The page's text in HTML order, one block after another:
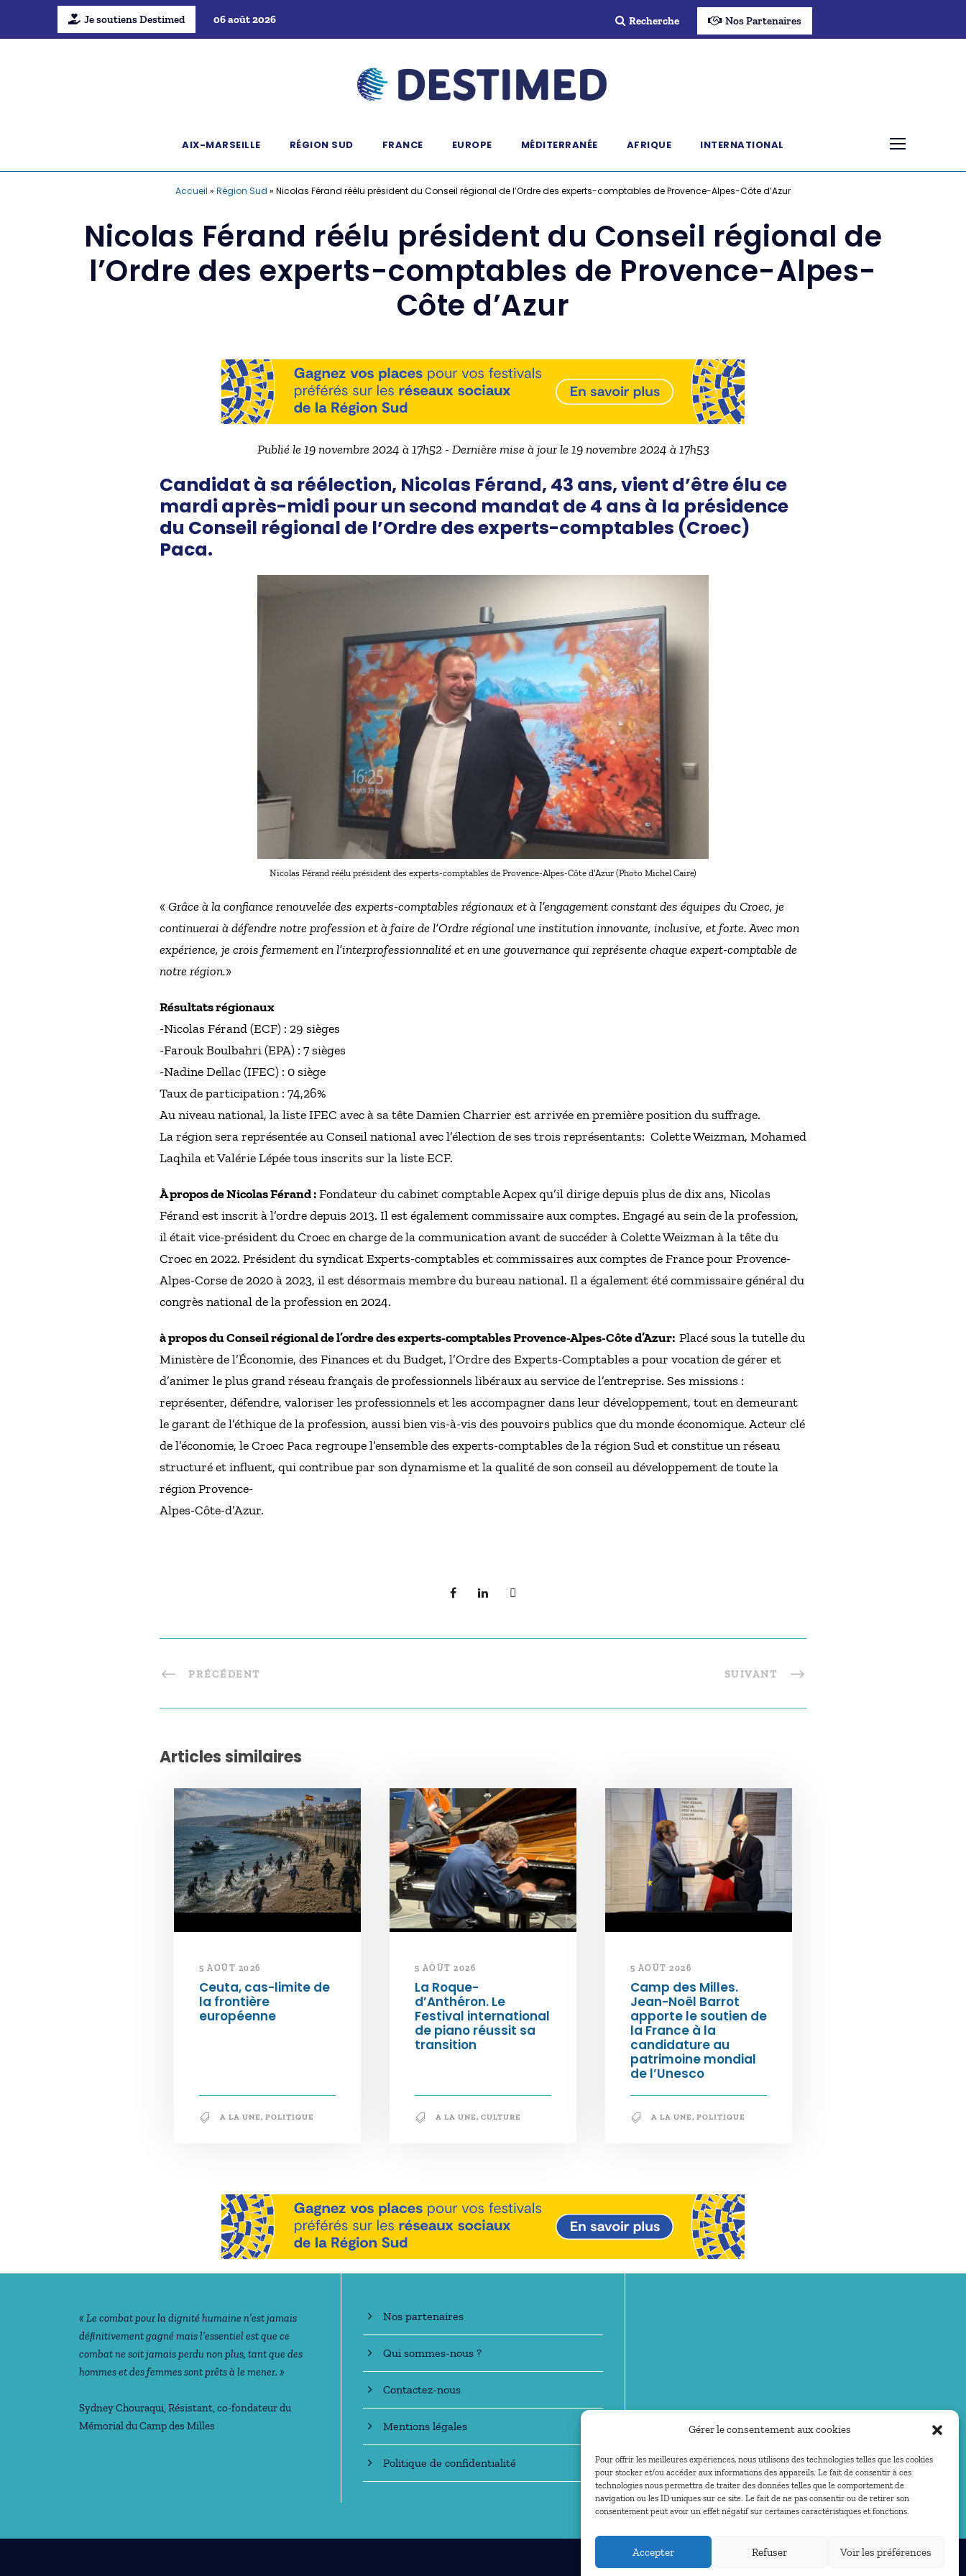
Gérer le consentement aux cookies
Pour offrir les meilleures expériences, nous utilisons des technologies telles que les cookies
pour stocker et/ou accéder aux informations des appareils. Le fait de consentir à ces
technologies nous permettra de traiter des données telles que le comportement de
navigation ou les ID uniques sur ce site. Le fait de ne pas consentir ou de retirer son
consentement peut avoir un effet négatif sur certaines caractéristiques et fonctions.
Accepter Refuser Voir les préférences
Je soutiens Destimed 06 août 2026 Recherche Nos Partenaires
AIX-MARSEILLE RÉGION SUD FRANCE EUROPE MÉDITERRANÉE AFRIQUE INTERNATIONAL
Accueil » Région Sud » Nicolas Férand réélu président du Conseil régional de l’Ordre des experts-comptables de Provence-Alpes-Côte d’Azur
Nicolas Férand réélu président du Conseil régional de
l’Ordre des experts-comptables de Provence-Alpes-
Côte d’Azur
Publié le 19 novembre 2024 à 17h52 - Dernière mise à jour le 19 novembre 2024 à 17h53
Candidat à sa réélection, Nicolas Férand, 43 ans, vient d’être élu ce
mardi après-midi pour un second mandat de 4 ans à la présidence
du Conseil régional de l’Ordre des experts-comptables (Croec)
Paca.
Nicolas Férand réélu président des experts-comptables de Provence-Alpes-Côte d’Azur (Photo Michel Caire)
« Grâce à la confiance renouvelée des experts-comptables régionaux et à l’engagement constant des équipes du Croec, je
continuerai à défendre notre profession et à faire de l’Ordre régional une institution innovante, inclusive, et forte. Avec mon
expérience, je crois fermement en l’interprofessionnalité et en une gouvernance qui représente chaque expert-comptable de
notre région.»
Résultats régionaux
-Nicolas Férand (ECF) : 29 sièges
-Farouk Boulbahri (EPA) : 7 sièges
-Nadine Dellac (IFEC) : 0 siège
Taux de participation : 74,26%
Au niveau national, la liste IFEC avec à sa tête Damien Charrier est arrivée en première position du suffrage.
La région sera représentée au Conseil national avec l’élection de ses trois représentants: Colette Weizman, Mohamed
Laqhila et Valérie Lépée tous inscrits sur la liste ECF.
À propos de Nicolas Férand :Fondateur du cabinet comptable Acpex qu’il dirige depuis plus de dix ans, Nicolas
Férand est inscrit à l’ordre depuis 2013. Il est également commissaire aux comptes. Engagé au sein de la profession,
il était vice-président du Croec en charge de la communication avant de succéder à Colette Weizman à la tête du
Croec en 2022. Président du syndicat Experts-comptables et commissaires aux comptes de France pour Provence-
Alpes-Corse de 2020 à 2023, il est désormais membre du bureau national. Il a également été commissaire général du
congrès national de la profession en 2024.
à propos du Conseil régional de l’ordre des experts-comptables Provence-Alpes-Côte d’Azur: Placé sous la tutelle du
Ministère de l’Économie, des Finances et du Budget, l’Ordre des Experts-Comptables a pour vocation de gérer et
d’animer le plus grand réseau français de professionnels libéraux au service de l’entreprise. Ses missions :
représenter, défendre, valoriser les professionnels et les accompagner dans leur développement, tout en demeurant
le garant de l’éthique de la profession, aussi bien vis-à-vis des pouvoirs publics que du monde économique. Acteur clé
de l’économie, le Croec Paca regroupe l’ensemble des experts-comptables de la région Sud et constitue un réseau
structuré et influent, qui contribue par son dynamisme et la qualité de son conseil au développement de toute la
région Provence-
Alpes-Côte-d’Azur.
PRÉCÉDENT SUIVANT
Articles similaires
5 AOÛT 2026
Ceuta, cas-limite de
la frontière
européenne
A LA UNE, POLITIQUE
5 AOÛT 2026
La Roque-
d’Anthéron. Le
Festival international
de piano réussit sa
transition
A LA UNE, CULTURE
5 AOÛT 2026
Camp des Milles.
Jean-Noël Barrot
apporte le soutien de
la France à la
candidature au
patrimoine mondial
de l’Unesco
A LA UNE, POLITIQUE
Notre philosophie
« Le combat pour la dignité humaine n’est jamais
déﬁnitivement gagné mais l’essentiel est que ce
combat ne soit jamais perdu non plus, tant que des
hommes et des femmes sont prêts à le mener. »
Sydney Chouraqui, Résistant, co-fondateur du
Mémorial du Camp des Milles
En savoir +
Nos partenaires
Qui sommes-nous ?
Contactez-nous
Mentions légales
Politique de confidentialité